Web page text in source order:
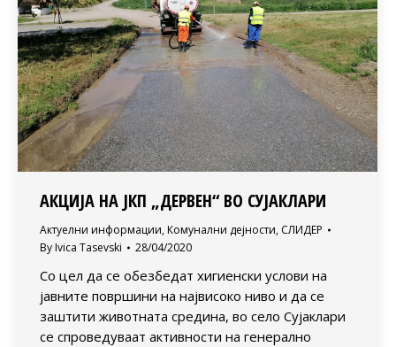
АКЦИЈА НА ЈКП „ДЕРВЕН“ ВО СУЈАКЛАРИ
Актуелни информации, Комунални дејности, СЛИДЕР
By Ivica Tasevski 28/04/2020
Со цел да се обезбедат хигиенски услови на
јавните површини на највисоко ниво и да се
заштити животната средина, во село Сујаклари
се спроведуваат активности на генерално